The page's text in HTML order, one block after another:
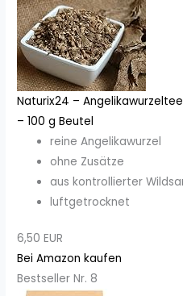
Naturix24 –
– 100 g Beutel
reine Angelikawurzel
ohne Zusätze
aus kontrollierter
luftgetrocknet
6,50 EUR
Bei Amazon kaufen
Bestseller Nr. 8